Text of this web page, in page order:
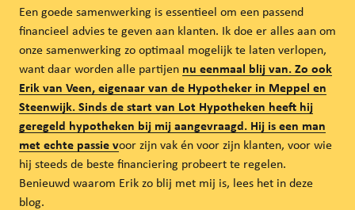
Een goede samenwerking is essentieel om een passend
financieel advies te geven aan klanten. Ik doe er alles aan om
onze samenwerking zo optimaal mogelijk te laten verlopen,
want daar worden alle partijen nu eenmaal blij van. Zo ook
Erik van Veen, eigenaar van de Hypotheker in Meppel en
Steenwijk. Sinds de start van Lot Hypotheken heeft hij
geregeld hypotheken bij mij aangevraagd. Hij is een man
met echte passie voor zijn vak én voor zijn klanten, voor wie
hij steeds de beste financiering probeert te regelen.
Benieuwd waarom Erik zo blij met mij is, lees het in deze
blog.